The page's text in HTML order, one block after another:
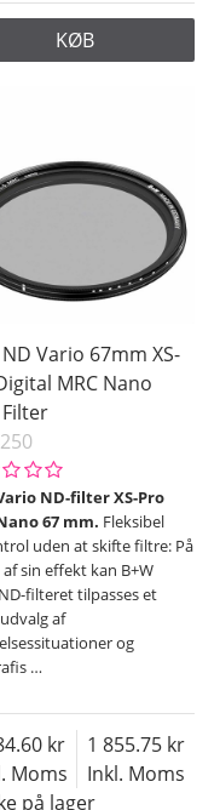
KØB
ND Vario 67mm XS-
MRC Nano
Filter
ND-filter XS-Pro
67 mm. Fleksibel
uden at skifte filtre: På
sin effekt kan B+W
filteret tilpasses et
af
og
…
Moms
Inkl. Moms
1 855.75
på lager